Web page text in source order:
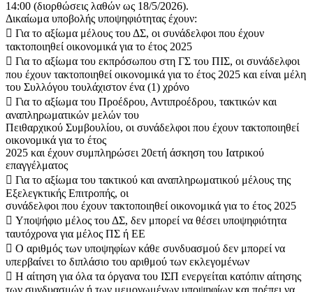
14:00 (διορθώσεις λαθών ως 18/5/2026).
Δικαίωμα υποβολής υποψηφιότητας έχουν:
 Για το αξίωμα μέλους του ΔΣ, οι συνάδελφοι που έχουν
τακτοποιηθεί οικονομικά για το έτος 2025
 Για το αξίωμα του εκπρόσωπου στη ΓΣ του ΠΙΣ, οι συνάδελφοι
που έχουν τακτοποιηθεί οικονομικά για το έτος 2025 και είναι μέλη
του Συλλόγου τουλάχιστον ένα (1) χρόνο
 Για το αξίωμα του Προέδρου, Αντιπροέδρου, τακτικών και
αναπληρωματικών μελών του
Πειθαρχικού Συμβουλίου, οι συνάδελφοι που έχουν τακτοποιηθεί
οικονομικά για το έτος
2025 και έχουν συμπληρώσει 20ετή άσκηση του Ιατρικού
επαγγέλματος
 Για το αξίωμα του τακτικού και αναπληρωματικού μέλους της
Εξελεγκτικής Επιτροπής, οι
συνάδελφοι που έχουν τακτοποιηθεί οικονομικά για το έτος 2025
 Υποψήφιο μέλος του ΔΣ, δεν μπορεί να θέσει υποψηφιότητα
ταυτόχρονα για μέλος ΠΣ ή ΕΕ
 Ο αριθμός των υποψηφίων κάθε συνδυασμού δεν μπορεί να
υπερβαίνει το διπλάσιο του αριθμού των εκλεγομένων
 Η αίτηση για όλα τα όργανα του ΙΣΠ ενεργείται κατόπιν αίτησης